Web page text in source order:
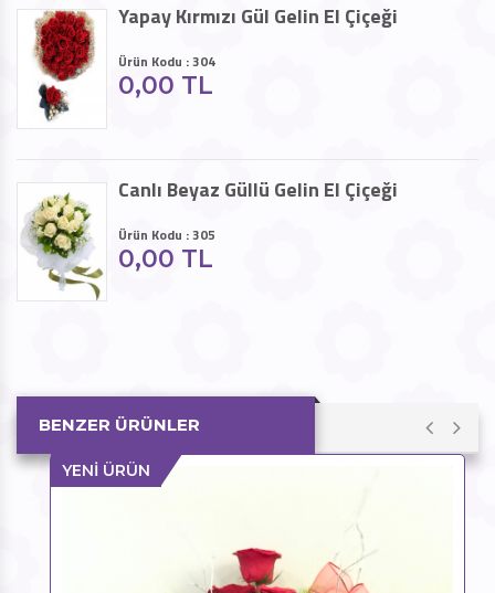
Yapay Kırmızı Gül Gelin El Çiçeği
Ürün Kodu : 304
0,00 TL
Canlı Beyaz Güllü Gelin El Çiçeği
Ürün Kodu : 305
0,00 TL
BENZER ÜRÜNLER
YENİ ÜRÜN